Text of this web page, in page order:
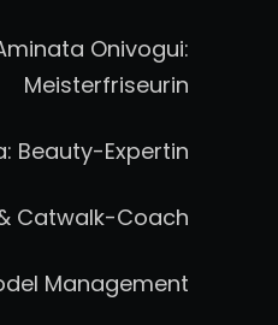
Onivogui:
Meisterfriseurin
Beauty-Expertin
Catwalk-Coach
Management